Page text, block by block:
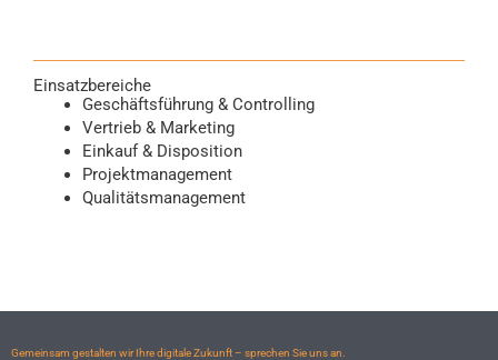
Einsatzbereiche
Geschäftsführung & Controlling
Vertrieb & Marketing
Einkauf & Disposition
Projektmanagement
Qualitätsmanagement
Gemeinsam gestalten wir Ihre digitale Zukunft – sprechen Sie uns an.